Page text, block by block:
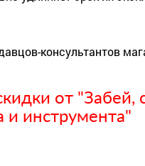
консультантов
от "Забей,
и инструмента"